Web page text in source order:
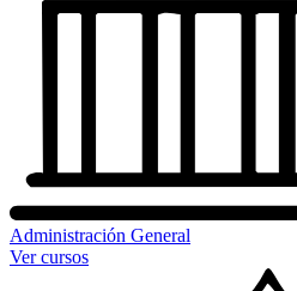
Administración General
Ver cursos